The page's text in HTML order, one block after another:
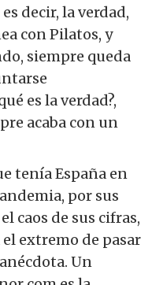
decir, la verdad,
con Pilatos, y
siempre queda
es la verdad?,
acaba con un
tenía España en
por sus
caos de sus cifras,
extremo de pasar
Un